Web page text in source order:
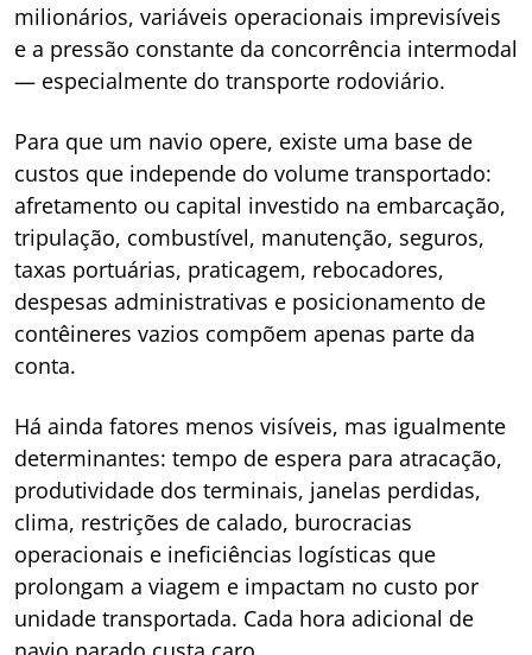
milionários, variáveis operacionais imprevisíveis
e a pressão constante da concorrência intermodal
— especialmente do transporte rodoviário.
Para que um navio opere, existe uma base de
custos que independe do volume transportado:
afretamento ou capital investido na embarcação,
tripulação, combustível, manutenção, seguros,
taxas portuárias, praticagem, rebocadores,
despesas administrativas e posicionamento de
contêineres vazios compõem apenas parte da
conta.
Há ainda fatores menos visíveis, mas igualmente
determinantes: tempo de espera para atracação,
produtividade dos terminais, janelas perdidas,
clima, restrições de calado, burocracias
operacionais e ineficiências logísticas que
prolongam a viagem e impactam no custo por
unidade transportada. Cada hora adicional de